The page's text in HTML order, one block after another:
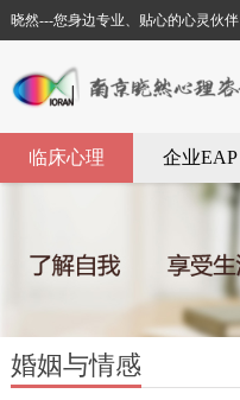
晓然---您身边专业、贴心的心灵伙伴
临床心理 企业EAP
婚姻与情感